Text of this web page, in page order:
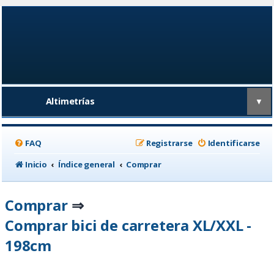
Altimetrías ▼
FAQ Identificarse
Registrarse
Inicio
Índice general Comprar
Comprar⇒
Comprar bici de carretera XL/XXL -
198cm